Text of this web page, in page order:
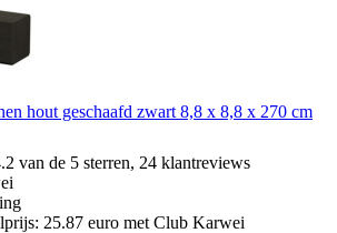
hout geschaafd zwart 8,8 x 8,8 x 270 cm
van de 5 sterren, 24 klantreviews
25.87 euro met Club Karwei